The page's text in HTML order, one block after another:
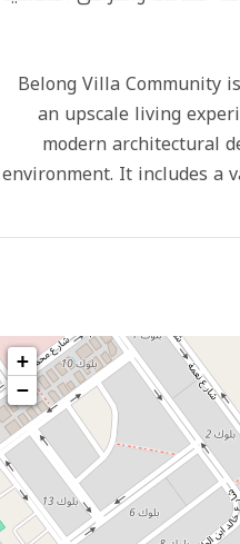
Belong Villa Community
an upscale living
modern architectural
environment. It includes a
+
−